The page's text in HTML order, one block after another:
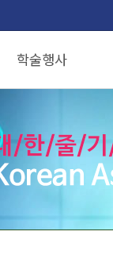
학술행사
학회동영상